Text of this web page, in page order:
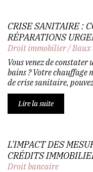
CRISE SANITAIRE :
RÉPARATIONS
Droit immobilier/
Vous venez de constater
bains ? Votre chauffage
de crise sanitaire,
Lire la suite
L'IMPACT DES
CRÉDITS
Droit bancaire